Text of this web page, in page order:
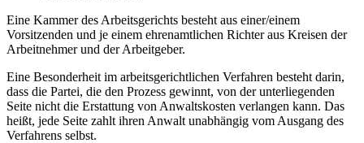
Eine Kammer des Arbeitsgerichts besteht aus einer/einem
Vorsitzenden und je einem ehrenamtlichen Richter aus Kreisen der
Arbeitnehmer und der Arbeitgeber.
Eine Besonderheit im arbeitsgerichtlichen Verfahren besteht darin,
dass die Partei, die den Prozess gewinnt, von der unterliegenden
Seite nicht die Erstattung von Anwaltskosten verlangen kann. Das
heißt, jede Seite zahlt ihren Anwalt unabhängig vom Ausgang des
Verfahrens selbst.